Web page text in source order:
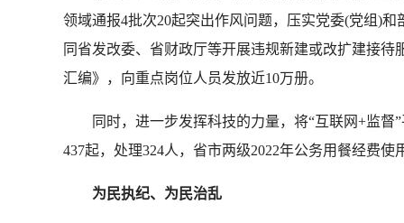
领域通报4批次20起突出作风问题，压实党委(党组)
同省发改委、省财政厅等开展违规新建或改扩建接
汇编》，向重点岗位人员发放近10万册。
同时，进一步发挥科技的力量，将“互联网+监督”
437起，处理324人，省市两级2022年公务用餐经费使
为民执纪、为民治乱